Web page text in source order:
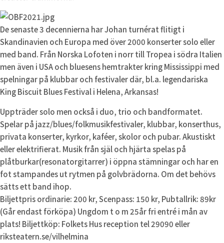
De senaste 3 decennierna har Johan turnérat flitigt i
Skandinavien och Europa med över 2000 konserter solo eller
med band. Från Norska Lofoten i norr till Tropea i södra Italien
men även i USA och bluesens hemtrakter kring Mississippi med
spelningar på klubbar och festivaler där, bl.a. legendariska
King Biscuit Blues Festival i Helena, Arkansas!
Uppträder solo men också i duo, trio och bandformatet.
Spelar på jazz/blues/folkmusikfestivaler, klubbar, konserthus,
privata konserter, kyrkor, kaféer, skolor och pubar. Akustiskt
eller elektrifierat. Musik från själ och hjärta spelas på
plåtburkar(resonatorgitarrer) i öppna stämningar och har en
fot stampandes ut rytmen på golvbrädorna. Om det behövs
sätts ett band ihop.
Biljettpris ordinarie: 200 kr, Scenpass: 150 kr, Pubtallrik: 89kr
(Går endast förköpa) Ungdom t o m 25år fri entré i mån av
plats! Biljettköp: Folkets Hus reception tel 29090 eller
riksteatern.se/vilhelmina